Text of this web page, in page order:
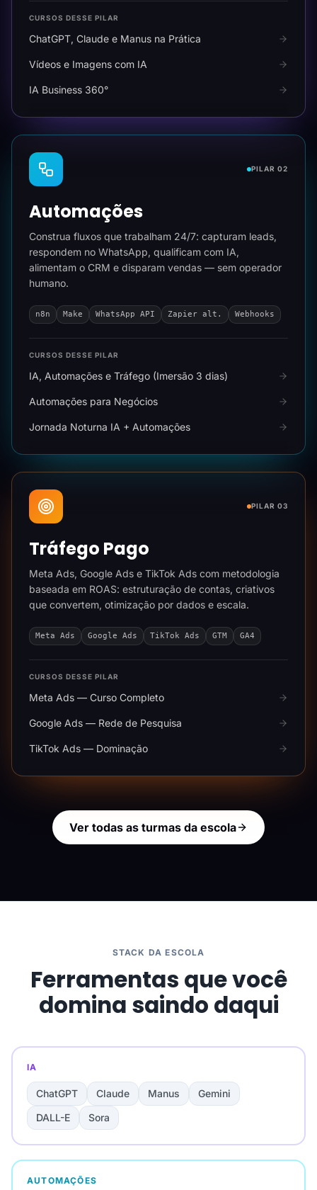
CURSOS DESSE PILAR
ChatGPT, Claude e Manus na Prática
Vídeos e Imagens com IA
IA Business 360°
PILAR 02
Automações
Construa fluxos que trabalham 24/7: capturam leads,
respondem no WhatsApp, qualificam com IA,
alimentam o CRM e disparam vendas — sem operador
humano.
n8n Make WhatsApp API Zapier alt. Webhooks
CURSOS DESSE PILAR
IA, Automações e Tráfego (Imersão 3 dias)
Automações para Negócios
Jornada Noturna IA + Automações
PILAR 03
Tráfego Pago
Meta Ads, Google Ads e TikTok Ads com metodologia
baseada em ROAS: estruturação de contas, criativos
que convertem, otimização por dados e escala.
Meta Ads Google Ads TikTok Ads GTM GA4
CURSOS DESSE PILAR
Meta Ads — Curso Completo
Google Ads — Rede de Pesquisa
TikTok Ads — Dominação
Ver todas as turmas da escola
STACK DA ESCOLA
Ferramentas que você
domina saindo daqui
IA
ChatGPT Claude Manus
Gemini
DALL-E
Sora
AUTOMAÇÕES